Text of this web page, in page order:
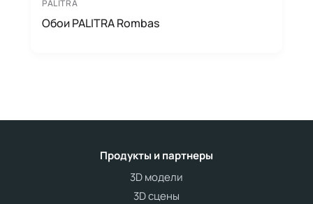
PALITRA
Обои PALITRA Rombas
Продукты и партнеры
3D модели
3D сцены